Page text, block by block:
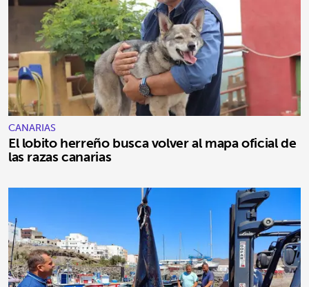
CANARIAS
El lobito herreño busca volver al mapa oficial de
las razas canarias